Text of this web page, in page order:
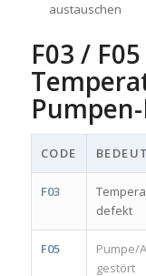
austauschen
F03 / F05
CODE
F03
defekt
F05
Pumpe/
gestört